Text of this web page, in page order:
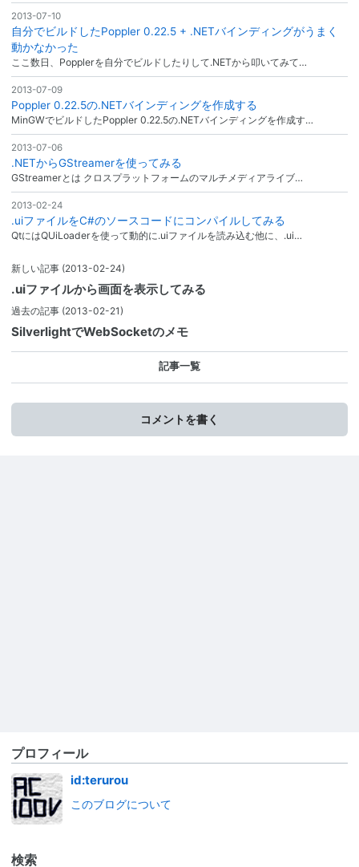
2013-07-10
自分でビルドしたPoppler 0.22.5 + .NETバインディングがうまく
動かなかった
ここ数日、Popplerを自分でビルドしたりして.NETから叩いてみて…
2013-07-09
Poppler 0.22.5の.NETバインディングを作成する
MinGWでビルドしたPoppler 0.22.5の.NETバインディングを作成す…
2013-07-06
.NETからGStreamerを使ってみる
GStreamerとは クロスプラットフォームのマルチメディアライブ…
2013-02-24
.uiファイルをC#のソースコードにコンパイルしてみる
QtにはQUiLoaderを使って動的に.uiファイルを読み込む他に、.ui…
新しい記事 (2013-02-24)
.uiファイルから画面を表示してみる
過去の記事 (2013-02-21)
SilverlightでWebSocketのメモ
記事一覧
コメントを書く
プロフィール
id:terurou
このブログについて
検索